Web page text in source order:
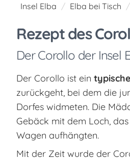
Insel Elba Elba bei Tisch
Rezept des
Der Corollo der Insel
Der Corollo ist ein
zurückgeht, bei dem die
Dorfes widmeten. Die
Gebäck mit dem Loch,
Wagen aufhängten.
Mit der Zeit wurde der